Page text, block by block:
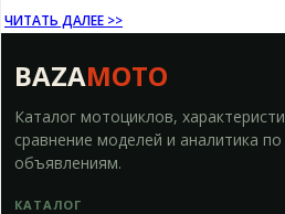
ЧИТАТЬ ДАЛЕЕ >>
BAZAMOTO
Каталог мотоциклов,
сравнение моделей и аналитика по
объявлениям.
КАТАЛОГ